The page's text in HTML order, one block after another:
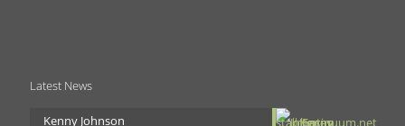
Latest News
Kenny Johnson